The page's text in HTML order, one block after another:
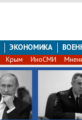
ЭКОНОМИКА
Крым ИноСМИ